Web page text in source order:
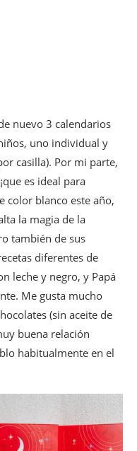
nuevo 3 calendarios
uno individual y
casilla). Por mi parte,
es ideal para
color blanco este año,
la magia de la
también de sus
diferentes de
leche y negro, y Papá
Me gusta mucho
(sin aceite de
buena relación
habitualmente en el